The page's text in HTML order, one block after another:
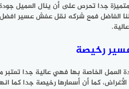
جدا تحرص على أن ينال العميل
الفاضل فمع شركه نقل عفش
رخيصة
العمل الخاصة بها فهي عالية جدا
كما أن أسعارها رخيصة جدا كما انها متاحة